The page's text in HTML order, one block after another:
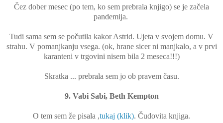
Čez dober mesec (po tem, ko sem prebrala knjigo) se je začela
pandemija.
Tudi sama sem se počutila kakor Astrid. Ujeta v svojem domu. V
strahu. V pomanjkanju vsega. (ok, hrane sicer ni manjkalo, a v prvi
karanteni v trgovini nisem bila 2 meseca!!!)
Skratka ... prebrala sem jo ob pravem času.
9. Vabi Sabi, Beth Kempton
O tem sem že pisala ,tukaj (klik). Čudovita knjiga.